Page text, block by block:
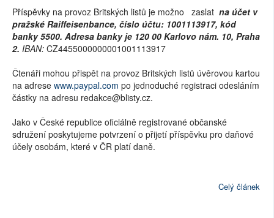
Příspěvky na provoz Britských listů je možno zaslat na účet v
pražské Raiffeisenbance, číslo účtu: 1001113917, kód
banky 5500. Adresa banky je 120 00 Karlovo nám. 10, Praha
2. IBAN: CZ4455000000001001113917
Čtenáři mohou přispět na provoz Britských listů úvěrovou kartou
na adrese www.paypal.com po jednoduché registraci odesláním
částky na adresu redakce@blisty.cz.
Jako v České republice oficiálně registrované občanské
sdružení poskytujeme potvrzení o přijetí příspěvku pro daňové
účely osobám, které v ČR platí daně.
Celý článek